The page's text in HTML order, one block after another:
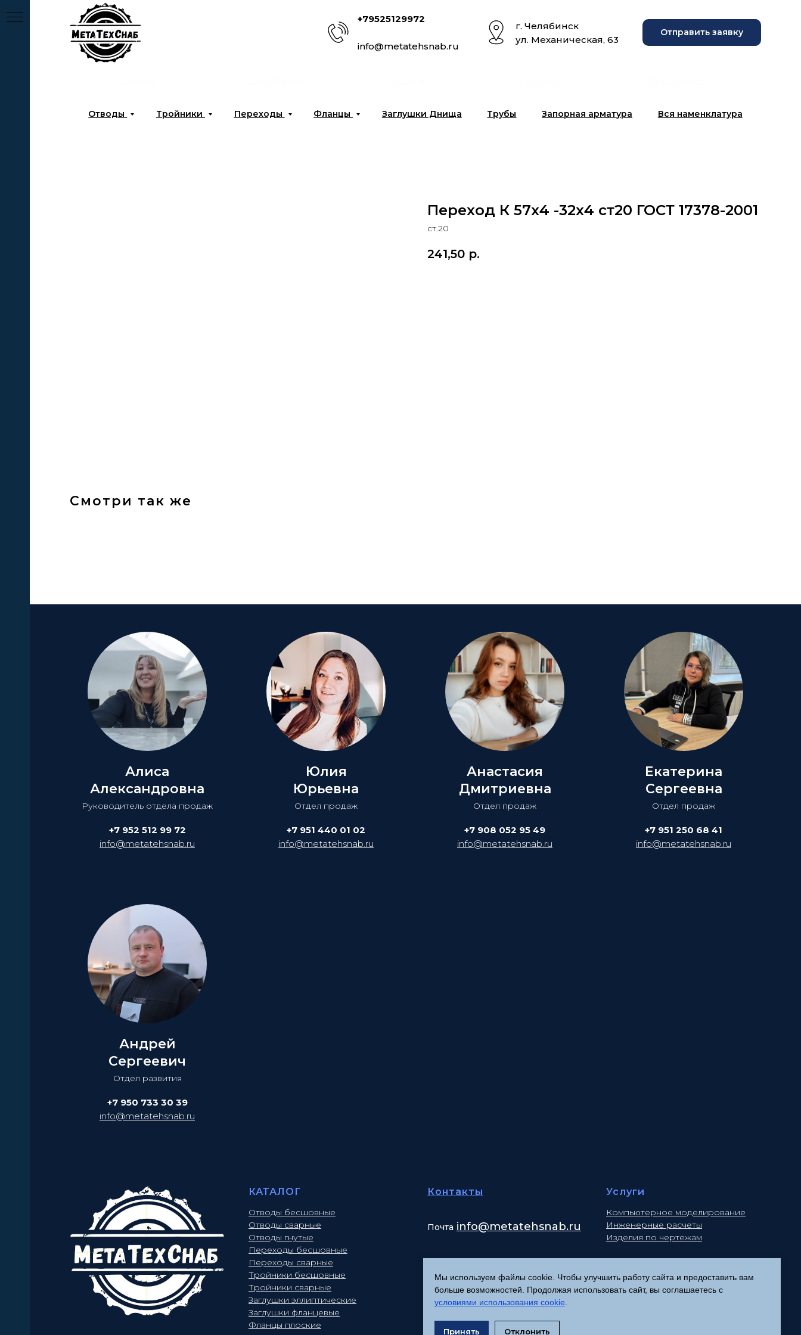
+79525129972
info@metatehsnab.ru
г. Челябинск
ул. Механическая, 63
Отправить заявку
Отводы Тройники Переходы Фланцы Заглушки Днища Трубы Запорная арматура Вся наменклатура
Переход К 57х4 -32х4 ст20 ГОСТ 17378-2001
ст.20
241,50 р.
Смотри так же
Алиса
Александровна
Руководитель отдела продаж
+7 952 512 99 72
info@metatehsnab.ru
Юлия
Юрьевна
Отдел продаж
+7 951 440 01 02
info@metatehsnab.ru
Анастасия
Дмитриевна
Отдел продаж
+7 908 052 95 49
info@metatehsnab.ru
Екатерина
Сергеевна
Отдел продаж
+7 951 250 68 41
info@metatehsnab.ru
Андрей
Сергеевич
Отдел развития
+7 950 733 30 39
info@metatehsnab.ru
КАТАЛОГ
Отводы бесшовные
Отводы сварные
Отводы гнутые
Переходы бесшовные
Переходы сварные
Тройники бесшовные
Тройники сварные
Заглушки эллиптические
Заглушки фланцевые
Фланцы плоские
Контакты
Почта info@metatehsnab.ru
Услуги
Компьютерное моделирование
Инженерные расчеты
Изделия по чертежам
Политика конфиденциальности
Мы используем файлы cookie. Чтобы улучшить работу сайта и предоставить вам
больше возможностей. Продолжая использовать сайт, вы соглашаетесь с
условиями использования cookie.
Принять Отклонить